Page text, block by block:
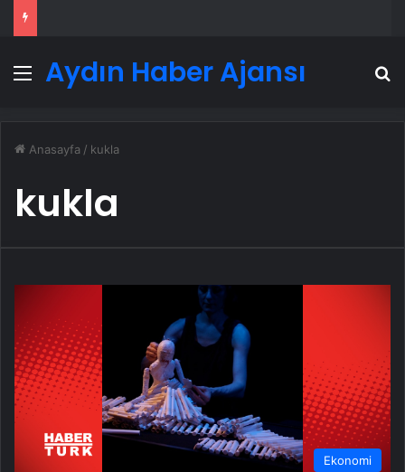
Menü
Aydın Haber Ajansı
Anasayfa / kukla
kukla
Ekonomi